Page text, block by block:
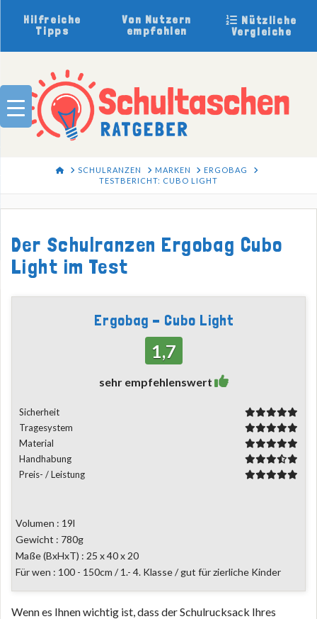
Hilfreiche
Tipps
Von Nutzern
empfohlen
Nützliche
Vergleiche
HOMESCHULRANZEN MARKEN
ERGOBAG
TESTBERICHT: CUBO LIGHT
Der Schulranzen Ergobag Cubo
Light im Test
Ergobag - Cubo Light
1,7
sehr empfehlenswert
Sicherheit
Tragesystem
Material
Handhabung
Preis- / Leistung
Volumen : 19l
Gewicht : 780g
Maße (BxHxT) : 25 x 40 x 20
Für wen : 100 - 150cm / 1.- 4. Klasse / gut für zierliche Kinder
Wenn es Ihnen wichtig ist, dass der Schulrucksack Ihres